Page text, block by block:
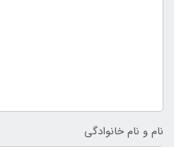
نام و نام خانوادگی